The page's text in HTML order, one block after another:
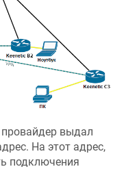
выдал
На этот адрес,
подключения